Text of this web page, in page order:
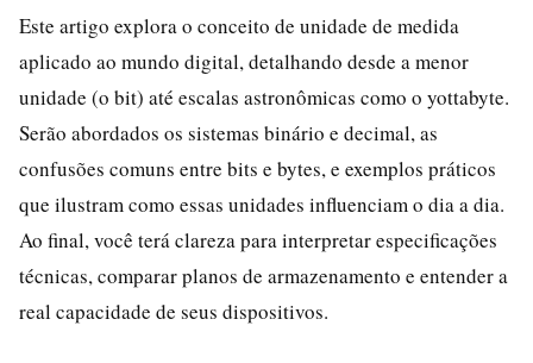
Este artigo explora o conceito de unidade de medida
aplicado ao mundo digital, detalhando desde a menor
unidade (o bit) até escalas astronômicas como o yottabyte.
Serão abordados os sistemas binário e decimal, as
confusões comuns entre bits e bytes, e exemplos práticos
que ilustram como essas unidades influenciam o dia a dia.
Ao final, você terá clareza para interpretar especificações
técnicas, comparar planos de armazenamento e entender a
real capacidade de seus dispositivos.